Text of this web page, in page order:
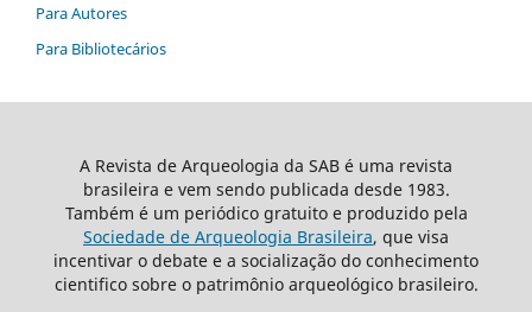
Para Autores
Para Bibliotecários
A Revista de Arqueologia da SAB é uma revista
brasileira e vem sendo publicada desde 1983.
Também é um periódico gratuito e produzido pela
Sociedade de Arqueologia Brasileira, que visa
incentivar o debate e a socialização do conhecimento
cientifico sobre o patrimônio arqueológico brasileiro.